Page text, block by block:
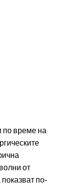
по време на
от
по-